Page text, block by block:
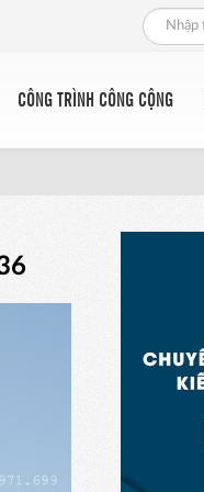
CÔNG TRÌNH CÔNG CỘNG